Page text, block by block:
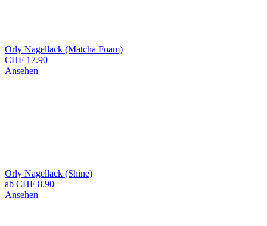
Orly Nagellack (Matcha Foam)
CHF 17.90
Ansehen
Orly Nagellack (Shine)
ab CHF 8.90
Ansehen